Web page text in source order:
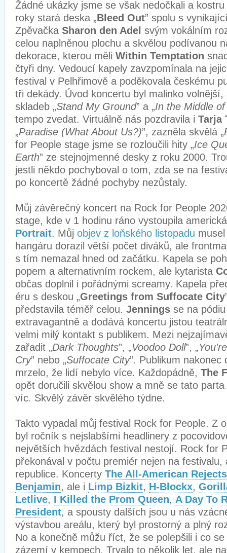
Žádné ukázky jsme se však nedočkali a
roky stará deska „Bleed Out” spolu s
Zpěvačka Sharon den Adel svým vokálním
celou naplněnou plochu a skvělou podívanou
dekorace, kterou měli Within Temptation
čtyři dny. Vedoucí kapely zavzpomínala na
festival v Pelhřimově a poděkovala českému
tři dekády. Úvod koncertu byl malinko volnější,
skladeb „Stand My Ground” a „In the Middle
tempo zvedat. Virtuálně nás pozdravila i Tarja
„Paradise (What About Us?)”, zazněla skvělá „
for People stage jsme se rozloučili hity „Ice
Earth” ze stejnojmenné desky z roku 2000.
jestli někdo pochyboval o tom, zda se na
po koncertě žádné pochyby nezůstaly.
Můj závěrečný koncert na Rock for People
stage, kde v 1 hodinu ráno vystoupila
Portrait. Můj objev z loňského listopadu
hangáru dorazil větší počet diváků, ale
s tím nemazal hned od začátku. Kapela se
popem a alternativním rockem, ale kytarista
občas doplnil i pořádnými screamy. Kapela
éru s deskou „Greetings from Suffocate City
představila téměř celou. Jennings se na
extravagantně a dodává koncertu jistou
velmi milý kontakt s publikem. Mezi
zařadit „Dark Thoughts”, „Voodoo Doll”, „
Cry” nebo „Suffocate City”. Publikum nakonec
mrzelo, že lidí nebylo více. Každopádně, The
opět doručili skvělou show a mně se tato
víc. Skvělý závěr skvělého týdne.
Takto vypadal můj festival Rock for People. Z
byl ročník s nejslabšími headlinery z
největších hvězdách festival nestojí. Rock for
překonával v počtu premiér nejen na festivalu,
republice. Koncerty The All-American Rejects
Benjamin, ale i Limp Bizkit, H-Blockx,
Letlive, I Killed the Prom Queen, A Day To
President, a spousty dalších jsou u nás
výstavbou areálu, který byl prostorný a plný
No a konečně můžu říct, že se polepšili i co
zázemí v kempech. Trvalo to několik let, ale